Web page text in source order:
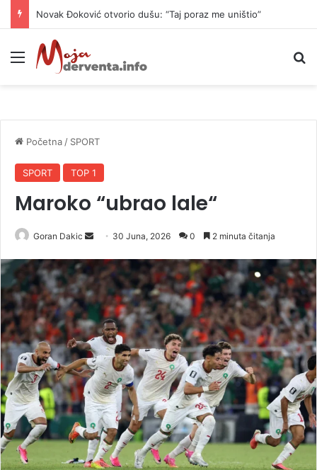
Novak Đoković otvorio dušu: “Taj poraz me uništio”
Meni
Početna / SPORT
SPORT TOP 1
Maroko “ubrao lale“
Goran Dakic
a
n
e
m
a
i
l
30 Juna, 2026 0 2 minuta čitanja